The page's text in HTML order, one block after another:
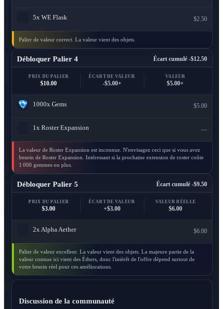
5x WE Flask $2.50
Palier de valeur correct. La valeur vient des objets.
Débloquer Palier 4 Écart cumulé -$12.50
PRIX DU PALIER
$10.00
ÉCART DE VALEUR
-$5.00+
VALEUR
$5.00+
1000x Gems $5.00
1x Roster Expansion —
La valeur de Roster Expansion est inconnue. N'envisagez ceci que si vous avez
besoin de Roster Expansion. Intéressant si la prochaine extension de roster coûte
1 000 gemmes ou plus.
Débloquer Palier 5 Écart cumulé -$9.50
PRIX DU PALIER
$3.00
ÉCART DE VALEUR
+$3.00
VALEUR RÉELLE
$6.00
2x Alpha Aether $6.00
Palier de valeur excellent. La valeur vient des objets. La majeure partie de la
valeur connue ici vient des Éthers, donc l'intérêt de l'offre dépend surtout de
votre besoin réel pour ces améliorations.
Discussion de la communauté